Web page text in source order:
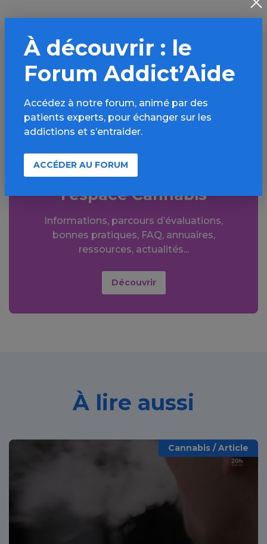
PARTAGER
Facebook X
LinkedIn Mail
Aller plus loin sur
l’espace Cannabis
Informations, parcours d’évaluations,
bonnes pratiques, FAQ, annuaires,
ressources, actualités...
Découvrir
À lire aussi
Cannabis / Article
À découvrir : le
Forum Addict’Aide
Accédez à notre forum, animé par des
patients experts, pour échanger sur les
addictions et s’entraider.
ACCÉDER AU FORUM